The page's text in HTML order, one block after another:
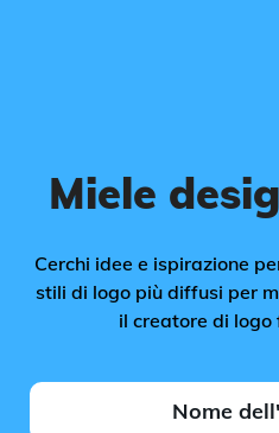
Miele
Cerchi idee e ispirazione
stili di logo più diffusi per
il creatore di logo